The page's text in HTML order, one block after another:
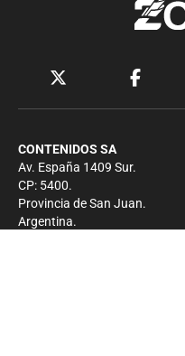
CONTENIDOS SA
Av. España 1409 Sur.
CP: 5400.
Provincia de San Juan.
Argentina.